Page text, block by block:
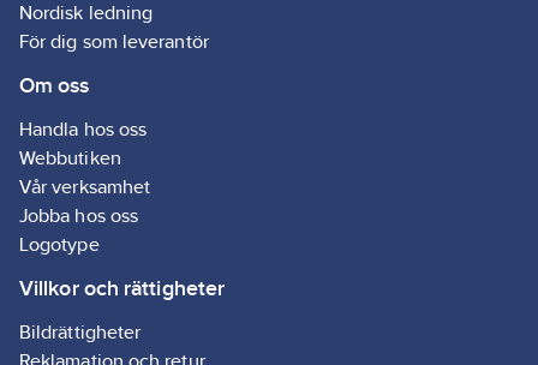
Nordisk ledning
För dig som leverantör
Om oss
Handla hos oss
Webbutiken
Vår verksamhet
Jobba hos oss
Logotype
Villkor och rättigheter
Bildrättigheter